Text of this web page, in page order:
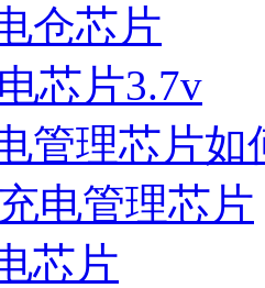
仓芯片
芯片3.7v
管理芯片如
电管理芯片
芯片